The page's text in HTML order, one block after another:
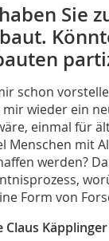
Sie
schon
wieder ein
einmal für
Menschen mit
werden?
Form von